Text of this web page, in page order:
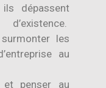
dépassent
les
au
et penser au